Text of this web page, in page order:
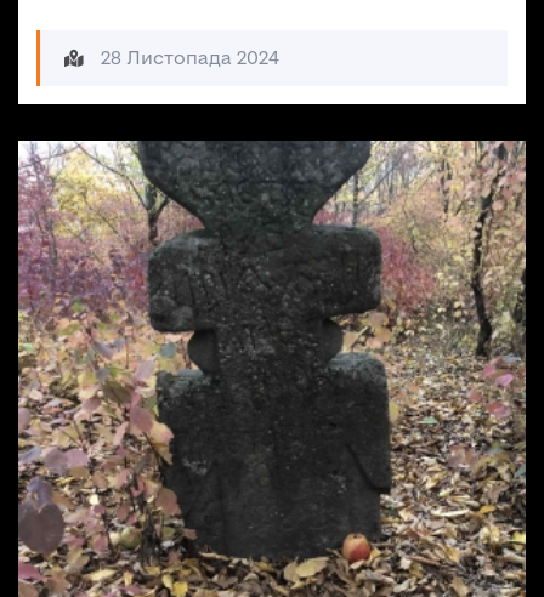
28 Листопада 2024